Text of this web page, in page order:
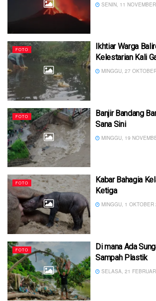
SENIN, 11
FOTO
Ikhtiar Warga
Kelestarian Kali
MINGGU, 27
FOTO
Banjir Bandang
Sana Sini
MINGGU, 19
FOTO
Kabar Bahagia
Ketiga
MINGGU, 1 OKTOBER
FOTO
Di mana Ada
Sampah Plastik
SELASA, 21